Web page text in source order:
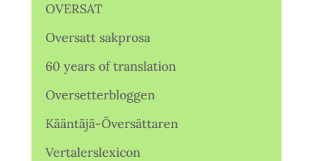
OVERSAT
Oversatt sakprosa
60 years of translation
Oversetterbloggen
Kääntäjä-Översättaren
Vertalerslexicon